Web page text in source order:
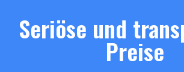
Seriöse und
Preise